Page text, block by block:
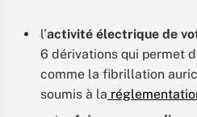
l’activité électrique de
6 dérivations qui permet
comme la fibrillation
soumis à la